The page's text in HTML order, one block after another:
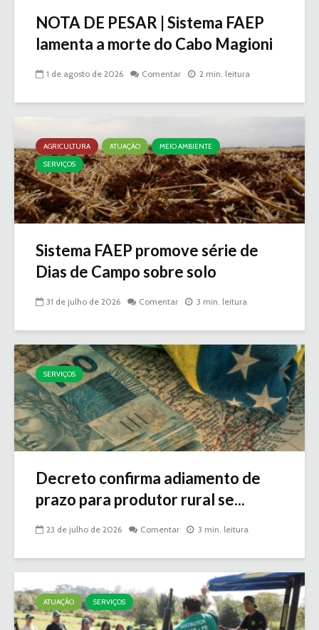
NOTA DE PESAR | Sistema FAEP
lamenta a morte do Cabo Magioni
1 de agosto de 2026 Comentar 2 min. leitura
AGRICULTURA ATUAÇÃO
MEIO AMBIENTE
SERVIÇOS
Sistema FAEP promove série de
Dias de Campo sobre solo
31 de julho de 2026 Comentar 3 min. leitura
SERVIÇOS
Decreto confirma adiamento de
prazo para produtor rural se...
23 de julho de 2026 Comentar 3 min. leitura
ATUAÇÃO SERVIÇOS